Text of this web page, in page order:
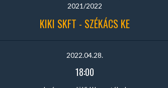
2021/2022
KIKI SKFT - SZÉKÁCS KE
2022.04.28.
18:00